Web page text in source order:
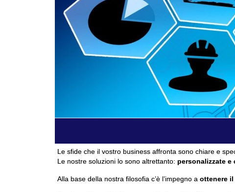
Le sfide che il vostro business affronta sono chiare e
Le nostre soluzioni lo sono altrettanto: personalizzate
Alla base della nostra filosofia c’è l’impegno a ottenere